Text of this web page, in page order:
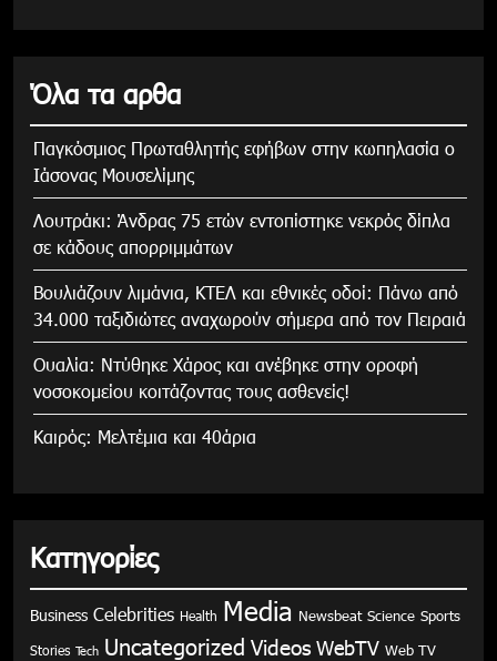
Όλα τα αρθα
Παγκόσμιος Πρωταθλητής εφήβων στην κωπηλασία ο
Ιάσονας Μουσελίμης
Λουτράκι: Άνδρας 75 ετών εντοπίστηκε νεκρός δίπλα
σε κάδους απορριμμάτων
Βουλιάζουν λιμάνια, ΚΤΕΛ και εθνικές οδοί: Πάνω από
34.000 ταξιδιώτες αναχωρούν σήμερα από τον Πειραιά
Ουαλία: Ντύθηκε Χάρος και ανέβηκε στην οροφή
νοσοκομείου κοιτάζοντας τους ασθενείς!
Καιρός: Μελτέμια και 40άρια
Κατηγορίες
Business Celebrities Health Media Newsbeat Science Sports
Stories Tech Uncategorized Videos WebTV Web TV